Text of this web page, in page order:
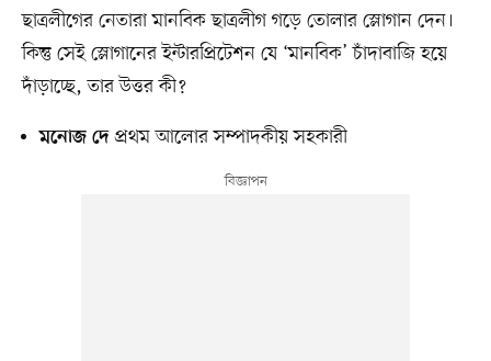
ছাত্রলীগের নেতারা মানবিক ছাত্রলীগ গড়ে তোলার স্লোগান দেন।
কিন্তু সেই স্লোগানের ইন্টারপ্রিটেশন যে ‘মানবিক’ চাঁদাবাজি হয়ে
দাঁড়াচ্ছে, তার উত্তর কী?
মনোজ দেপ্রথম আলোর সম্পাদকীয় সহকারী